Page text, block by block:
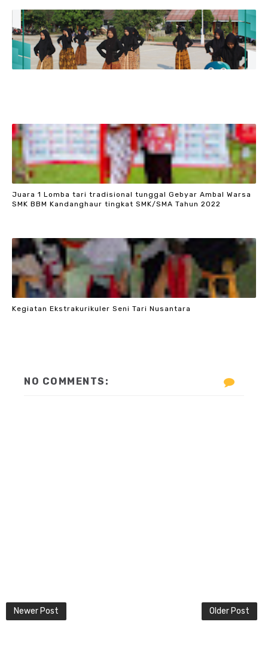
Juara 1 Lomba tari tradisional tunggal Gebyar Ambal Warsa
SMK BBM Kandanghaur tingkat SMK/SMA Tahun 2022
Kegiatan Ekstrakurikuler Seni Tari Nusantara
NO COMMENTS:
Newer Post Older Post